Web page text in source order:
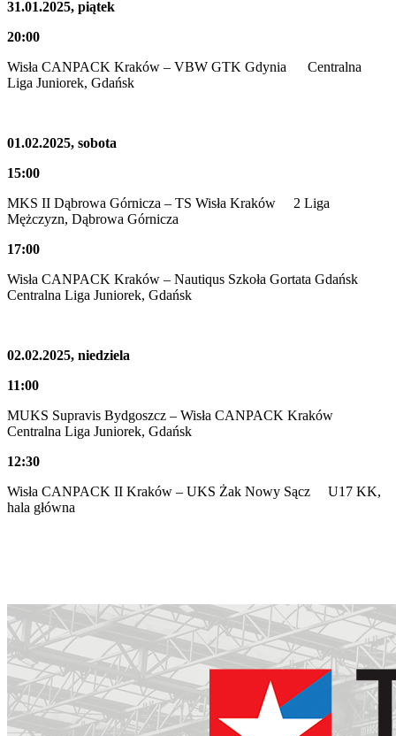
31.01.2025, piątek
20:00
Wisła CANPACK Kraków – VBW GTK Gdynia Centralna
Liga Juniorek, Gdańsk
01.02.2025, sobota
15:00
MKS II Dąbrowa Górnicza – TS Wisła Kraków 2 Liga
Mężczyzn, Dąbrowa Górnicza
17:00
Wisła CANPACK Kraków – Nautiqus Szkoła Gortata Gdańsk
Centralna Liga Juniorek, Gdańsk
02.02.2025, niedziela
11:00
MUKS Supravis Bydgoszcz – Wisła CANPACK Kraków
Centralna Liga Juniorek, Gdańsk
12:30
Wisła CANPACK II Kraków – UKS Żak Nowy Sącz U17 KK,
hala główna